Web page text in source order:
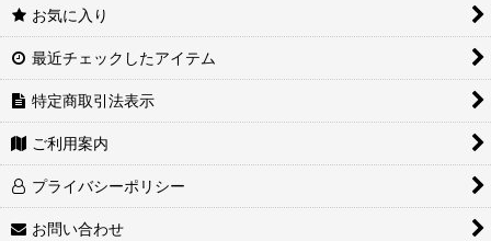
お気に入り
最近チェックしたアイテム
特定商取引法表示
ご利用案内
プライバシーポリシー
お問い合わせ